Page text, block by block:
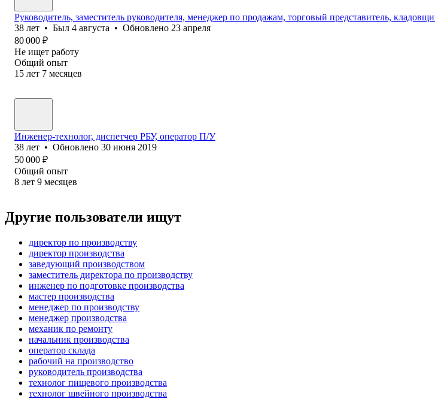
Руководитель, заместитель руководителя, менеджер по продажам, торговый представитель,
38 лет • Был 4 августа • Обновлено 23 апреля
80 000 ₽
Не ищет работу
Общий опыт
15 лет 7 месяцев
Инженер-технолог, диспетчер РБУ, оператор П/У
38 лет • Обновлено 30 июня 2019
50 000 ₽
Общий опыт
8 лет 9 месяцев
Другие пользователи ищут
директор по производству
директор производства
заведующий производством
заместитель директора по производству
инженер по подготовке производства
мастер производства
менеджер по производству
менеджер производства
механик по ремонту
начальник производства
оператор склада
рабочий на производство
руководитель производства
технолог пищевого производства
технолог швейного производства